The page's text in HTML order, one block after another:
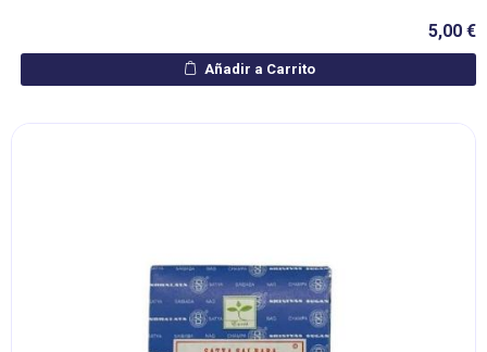
5,00 €
Añadir a Carrito